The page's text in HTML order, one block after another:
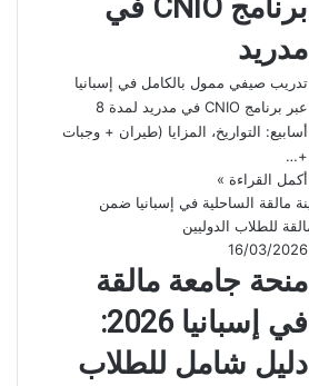
برنامج CNIO في
مدريد
تدريب صيفي ممول بالكامل في إسبانيا
عبر برنامج CNIO في مدريد لمدة 8
أسابيع: التواريخ، المزايا (طيران + وجبات
+…
أكمل القراءة »
16/03/2026
منحة جامعة مالقة
في إسبانيا 2026:
دليل شامل للطلاب